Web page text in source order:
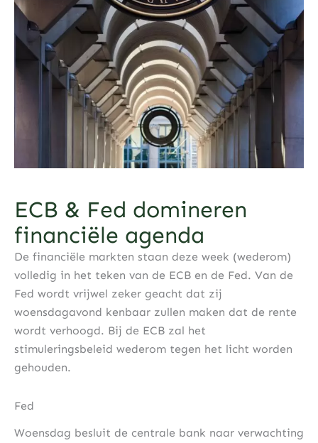
ECB & Fed domineren
financiële agenda
De financiële markten staan deze week (wederom)
volledig in het teken van de ECB en de Fed. Van de
Fed wordt vrijwel zeker geacht dat zij
woensdagavond kenbaar zullen maken dat de rente
wordt verhoogd. Bij de ECB zal het
stimuleringsbeleid wederom tegen het licht worden
gehouden.
Fed
Woensdag besluit de centrale bank naar verwachting